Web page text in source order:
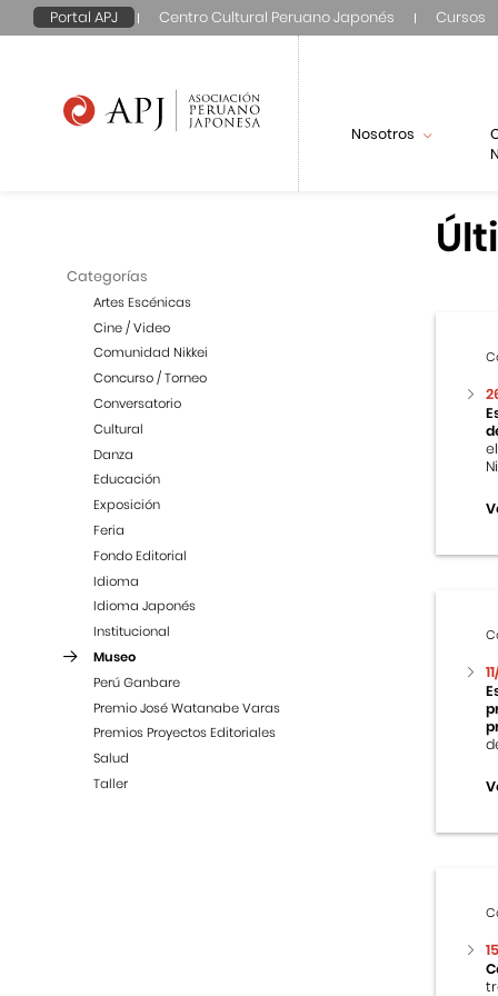
Portal APJ Centro Cultural Peruano Japonés Cursos
Nosotros
Categorías
Artes Escénicas
Cine / Video
Comunidad Nikkei
Concurso / Torneo
Conversatorio
Cultural
Danza
Educación
Exposición
Feria
Fondo Editorial
Idioma
Idioma Japonés
Institucional
Museo
Perú Ganbare
Premio José Watanabe Varas
Premios Proyectos Editoriales
Salud
Taller